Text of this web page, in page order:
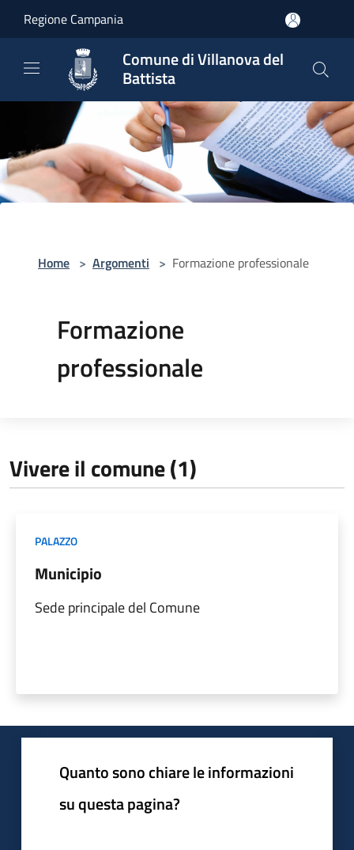
Regione Campania
Comune di Villanova del
Battista
Home > Argomenti > Formazione professionale
Formazione
professionale
Vivere il comune (1)
PALAZZO
Municipio
Sede principale del Comune
Quanto sono chiare le informazioni
su questa pagina?